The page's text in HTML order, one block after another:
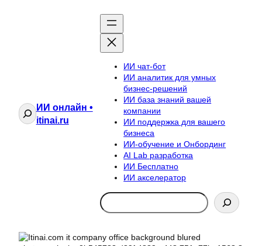
ПоискИИ онлайн •
itinai.ru
ИИ чат-бот
ИИ аналитик для умных
бизнес-решений
ИИ база знаний вашей
компании
ИИ поддержка для вашего
бизнеса
ИИ-обучение и Онбординг
AI Lab разработка
ИИ Бесплатно
ИИ акселератор
Search